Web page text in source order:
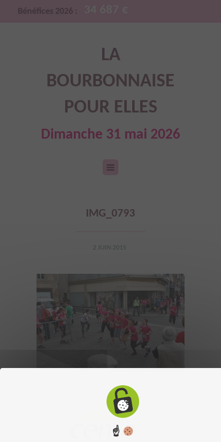
Bénéfices 2026 :
LA
BOURBONNAISE
POUR ELLES
Dimanche 31 mai 2026
IMG_0793
☝